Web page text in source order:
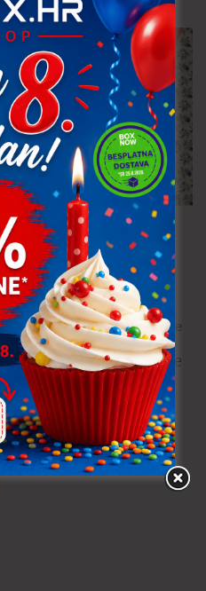
TRAJNO NISKA CIJENA!
Pamučna tkanina
3,80€ uključ. PDV po metru
Pamučna tkanina – cvijeće
3,80€ uključ. PDV po metru